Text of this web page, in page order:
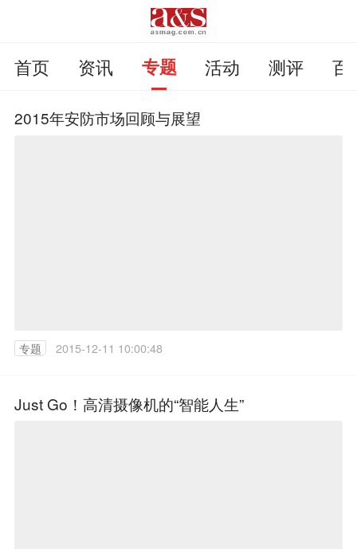
首页 资讯 专题 活动 测评 百
2015年安防市场回顾与展望
专题 2015-12-11 10:00:48
Just Go！高清摄像机的“智能人生”